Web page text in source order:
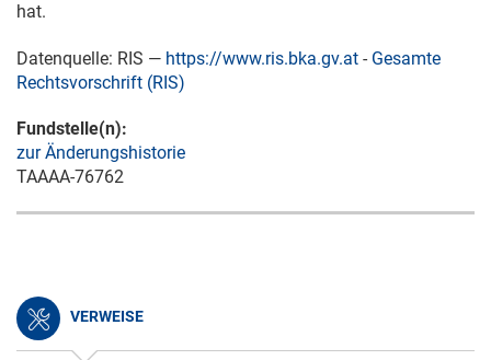
hat.
Datenquelle: RIS — https://www.ris.bka.gv.at - Gesamte
Rechtsvorschrift (RIS)
Fundstelle(n):
zur Änderungshistorie
TAAAA-76762
VERWEISE